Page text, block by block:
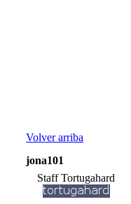
Volver arriba
jona101
Staff Tortugahard